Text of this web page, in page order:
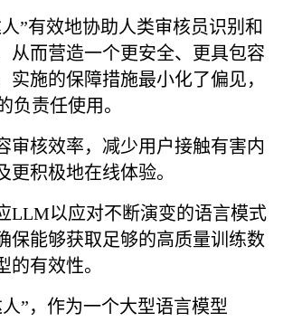
”有效地协助人类审核员识别和
从而营造一个更安全、更具包容
实施的保障措施最小化了偏见，
负责任使用。
审核效率，减少用户接触有害内
更积极地在线体验。
LLM以应对不断演变的语言模式
保能够获取足够的高质量训练数
的有效性。
”，作为一个大型语言模型